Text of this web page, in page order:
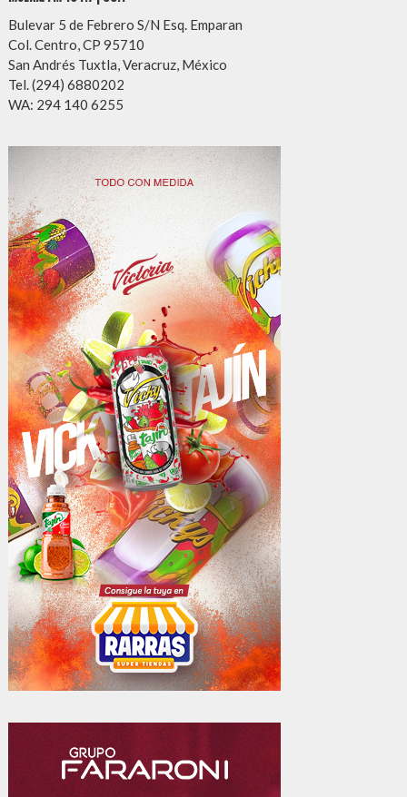
Bulevar 5 de Febrero S/N Esq. Emparan
Col. Centro, CP 95710
San Andrés Tuxtla, Veracruz, México
Tel. (294) 6880202
WA: 294 140 6255